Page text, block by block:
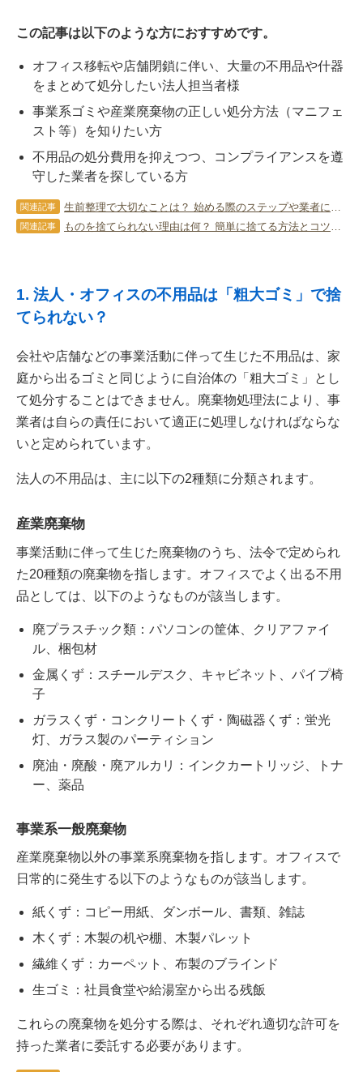
この記事は以下のような方におすすめです。
オフィス移転や店舗閉鎖に伴い、大量の不用品や什器
をまとめて処分したい法人担当者様
事業系ゴミや産業廃棄物の正しい処分方法（マニフェ
スト等）を知りたい方
不用品の処分費用を抑えつつ、コンプライアンスを遵
守した業者を探している方
関連記事 生前整理で大切なことは？ 始める際のステップや業者に依頼する方法も
関連記事 ものを捨てられない理由は何？ 簡単に捨てる方法とコツを詳しく伝授！
1. 法人・オフィスの不用品は「粗大ゴミ」で捨
てられない？
会社や店舗などの事業活動に伴って生じた不用品は、家
庭から出るゴミと同じように自治体の「粗大ゴミ」とし
て処分することはできません。廃棄物処理法により、事
業者は自らの責任において適正に処理しなければならな
いと定められています。
法人の不用品は、主に以下の2種類に分類されます。
産業廃棄物
事業活動に伴って生じた廃棄物のうち、法令で定められ
た20種類の廃棄物を指します。オフィスでよく出る不用
品としては、以下のようなものが該当します。
廃プラスチック類：パソコンの筐体、クリアファイ
ル、梱包材
金属くず：スチールデスク、キャビネット、パイプ椅
子
ガラスくず・コンクリートくず・陶磁器くず：蛍光
灯、ガラス製のパーティション
廃油・廃酸・廃アルカリ：インクカートリッジ、トナ
ー、薬品
事業系一般廃棄物
産業廃棄物以外の事業系廃棄物を指します。オフィスで
日常的に発生する以下のようなものが該当します。
紙くず：コピー用紙、ダンボール、書類、雑誌
木くず：木製の机や棚、木製パレット
繊維くず：カーペット、布製のブラインド
生ゴミ：社員食堂や給湯室から出る残飯
これらの廃棄物を処分する際は、それぞれ適切な許可を
持った業者に委託する必要があります。